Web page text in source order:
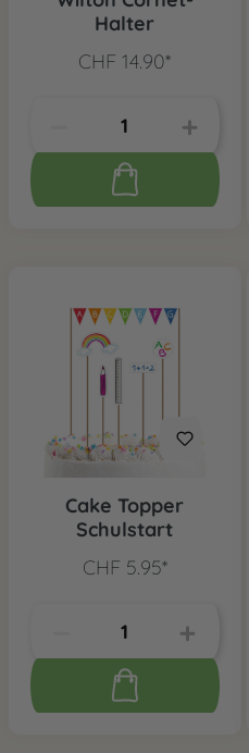
Halter
CHF 14.90*
Cake Topper
Schulstart
CHF 5.95*